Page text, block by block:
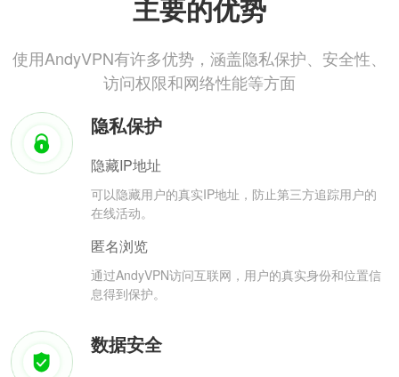
主要的优势
使用AndyVPN有许多优势，涵盖隐私保护、安全性、
访问权限和网络性能等方面
隐私保护
隐藏IP地址
可以隐藏用户的真实IP地址，防止第三方追踪用户的
在线活动。
匿名浏览
通过AndyVPN访问互联网，用户的真实身份和位置信
息得到保护。
数据安全